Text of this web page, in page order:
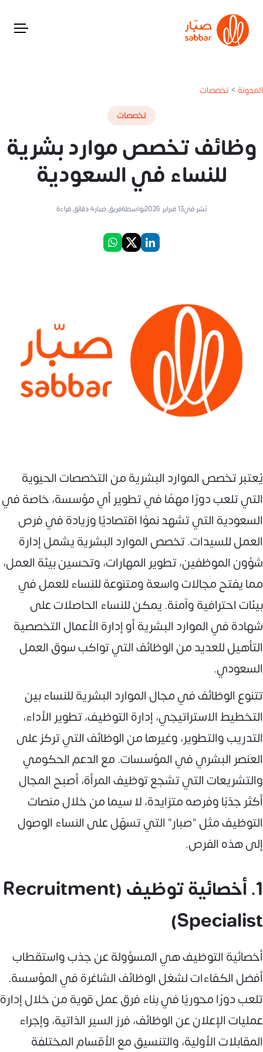
المدونة>تخصصات
تخصصات
وظائف تخصص موارد بشرية
للنساء في السعودية
نُشر في13 فبراير 2026 بواسطةفريق صبار4دقائق قراءة
يُعتبر تخصص الموارد البشرية من التخصصات الحيوية
التي تلعب دورًا مهمًا في تطوير أي مؤسسة، خاصة في
السعودية التي تشهد نموًا اقتصاديًا وزيادة في فرص
العمل للسيدات. تخصص الموارد البشرية يشمل إدارة
شؤون الموظفين، تطوير المهارات، وتحسين بيئة العمل،
مما يفتح مجالات واسعة ومتنوعة للنساء للعمل في
بيئات احترافية وآمنة. يمكن للنساء الحاصلات على
شهادة في الموارد البشرية أو إدارة الأعمال التخصصية
التأهيل للعديد من الوظائف التي تواكب سوق العمل
السعودي.
تتنوع الوظائف في مجال الموارد البشرية للنساء بين
التخطيط الاستراتيجي، إدارة التوظيف، تطوير الأداء،
التدريب والتطوير، وغيرها من الوظائف التي تركز على
العنصر البشري في المؤسسات. مع الدعم الحكومي
والتشريعات التي تشجع توظيف المرأة، أصبح المجال
أكثر جذبًا وفرصه متزايدة، لا سيما من خلال منصات
التوظيف مثل "صبار" التي تسهّل على النساء الوصول
إلى هذه الفرص.
1. أخصائية توظيف (Recruitment
Specialist)
أخصائية التوظيف هي المسؤولة عن جذب واستقطاب
أفضل الكفاءات لشغل الوظائف الشاغرة في المؤسسة.
تلعب دورًا محوريًا في بناء فرق عمل قوية من خلال إدارة
عمليات الإعلان عن الوظائف، فرز السير الذاتية، وإجراء
المقابلات الأولية، والتنسيق مع الأقسام المختلفة